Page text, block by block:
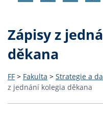
Zápisy z
děkana
FF > Fakulta > Strategie a
z jednání kolegia děkana